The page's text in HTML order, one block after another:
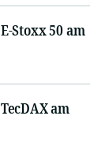
Stoxx 50 am
am